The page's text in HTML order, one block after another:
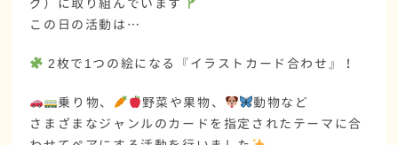
この日の活動は…
2枚で1つの絵になる『イラストカード合わせ』！
乗り物、 野菜や果物、
動物など
さまざまなジャンルのカードを 指定されたテーマに合